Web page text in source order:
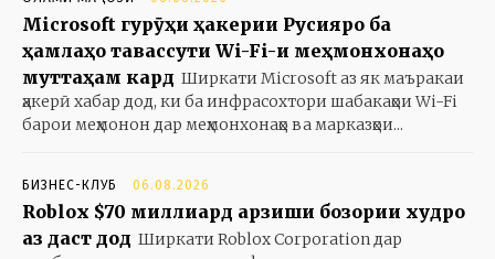
Microsoft гурӯҳи ҳакерии Русияро ба
ҳамлаҳо тавассути Wi-Fi-и меҳмонхонаҳо
муттаҳам кард Ширкати Microsoft аз як маъракаи
ҳакерӣ хабар дод, ки ба инфрасохтори шабакаҳои Wi-Fi
барои меҳмонон дар меҳмонхонаҳо ва марказҳои...
БИЗНЕС-КЛУБ 06.08.2026
Roblox $70 миллиард арзиши бозории худро
аз даст дод Ширкати Roblox Corporation дар